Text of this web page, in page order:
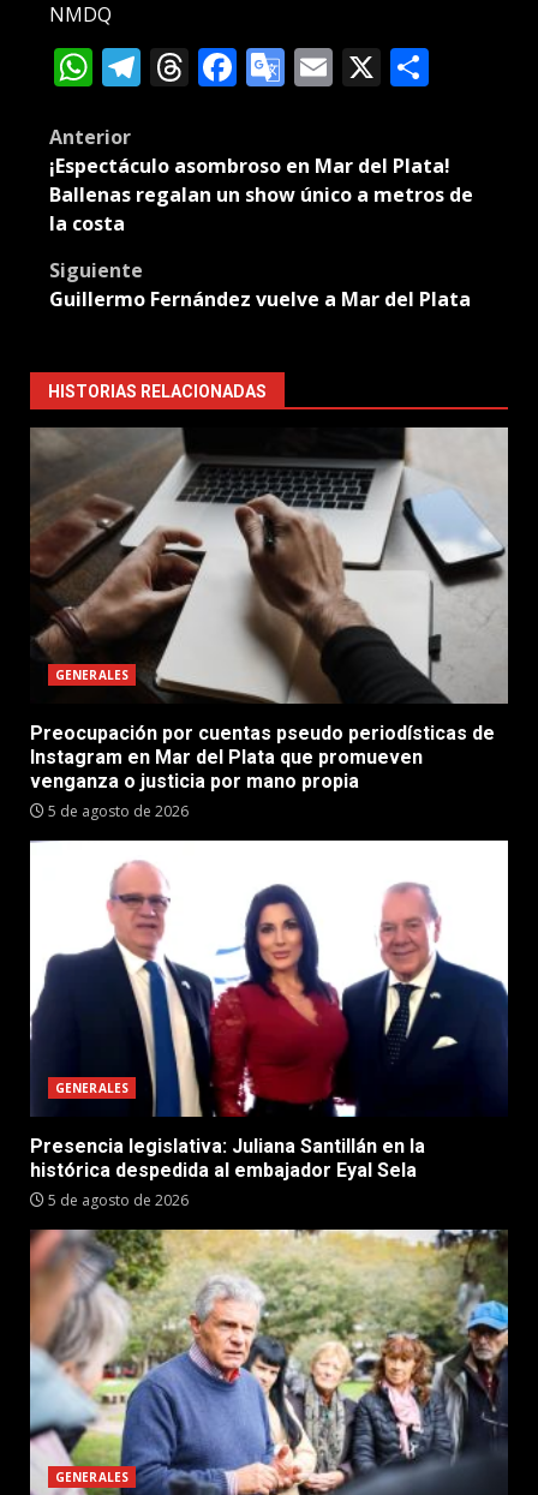
NMDQ
WhatsApp
Telegram
Threads
Facebook
Google
Email
X
Post
navigation
Anterior
¡Espectáculo asombroso en Mar del Plata!
Ballenas regalan un show único a metros de
la costa
Siguiente
Guillermo Fernández vuelve a Mar del Plata
HISTORIAS RELACIONADAS
GENERALES
Preocupación por cuentas pseudo periodísticas de
Instagram en Mar del Plata que promueven
venganza o justicia por mano propia
5 de agosto de 2026
GENERALES
Presencia legislativa: Juliana Santillán en la
histórica despedida al embajador Eyal Sela
5 de agosto de 2026
GENERALES